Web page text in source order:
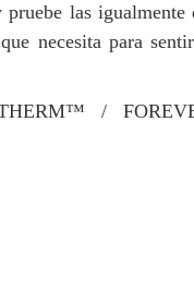
las igualmente
necesita para
THERM™ /